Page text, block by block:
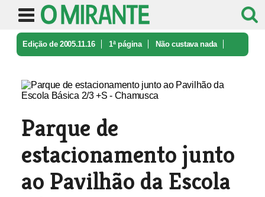
Edição de 2005.11.16 1ª página Não custava nada
Parque de
estacionamento junto
ao Pavilhão da Escola